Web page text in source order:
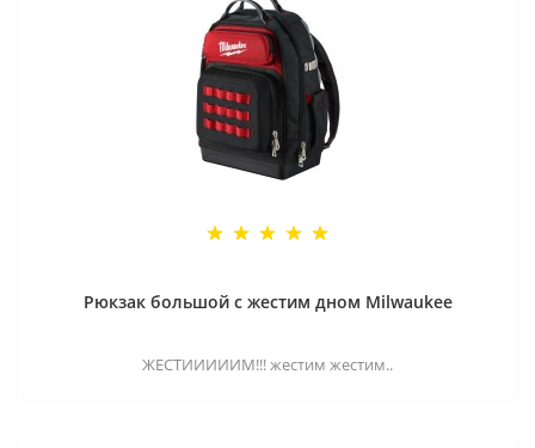
Рюкзак большой с жестим дном Milwaukee
ЖЕСТИИИИИМ!!! жестим жестим..